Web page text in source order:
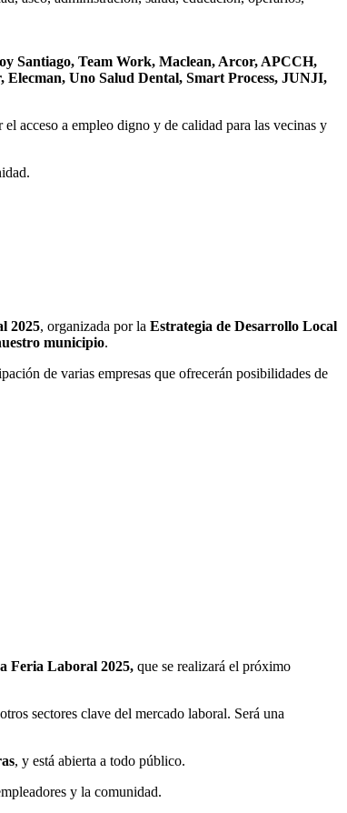
Santiago, Team Work, Maclean, Arcor, APCCH,
Uno Salud Dental, Smart Process, JUNJI,
acceso a empleo digno y de calidad para las vecinas y
2025, organizada por la Estrategia de Desarrollo Local
municipio.
de varias empresas que ofrecerán posibilidades de
Feria Laboral 2025, que se realizará el próximo
sectores clave del mercado laboral. Será una
, y está abierta a todo público.
y la comunidad.